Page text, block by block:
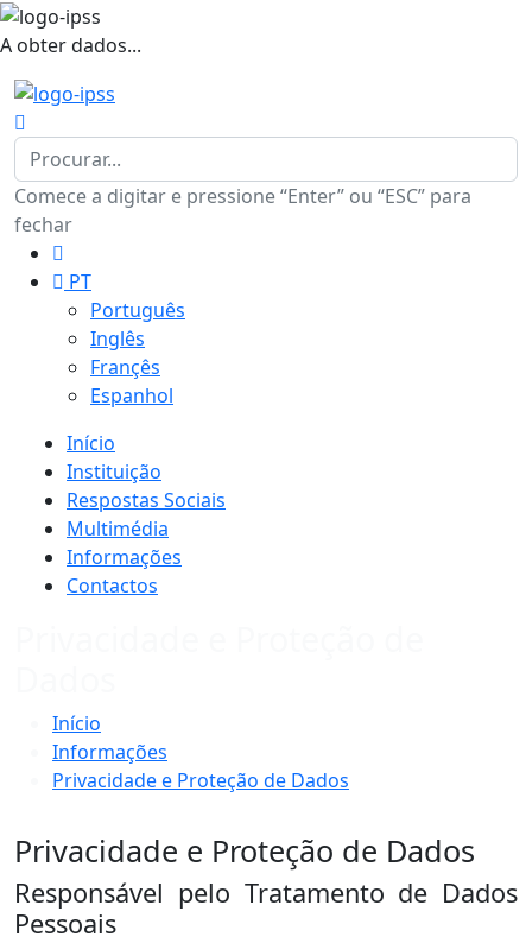
A obter dados...
Comece a digitar e pressione “Enter” ou “ESC” para
fechar
PT
Português
Inglês
Françês
Espanhol
Início
Instituição
Respostas Sociais
Multimédia
Informações
Contactos
Início
Informações
Privacidade e Proteção de Dados
Privacidade e Proteção de Dados
Responsável pelo Tratamento de Dados
Pessoais